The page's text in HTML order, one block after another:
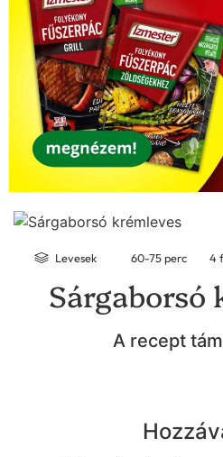
Levesek 60-75 perc 4
Sárgaborsó
A recept